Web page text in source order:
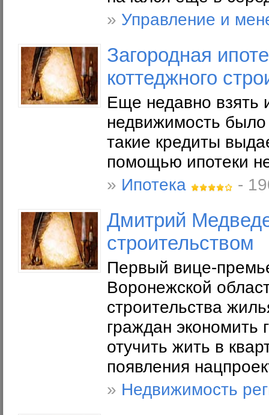
» Управление и
Загородная
коттеджного
Еще недавно взять
недвижимость было
такие кредиты
помощью ипотеки
» Ипотека -
Дмитрий
строительством
Первый вице-
Воронежской
строительства
граждан экономить
отучить жить в
появления
» Недвижимость